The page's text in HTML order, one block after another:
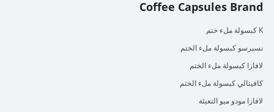
Coffee Capsules Brand
K كبسولة ملء ختم
نسبرسو كبسولة ملء الختم
لافازا كبسولة ملء الختم
كافيتالي كبسولة ملء الختم
لافازا مودو ميو التعبئة